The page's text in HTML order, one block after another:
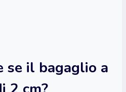
se il bagaglio a